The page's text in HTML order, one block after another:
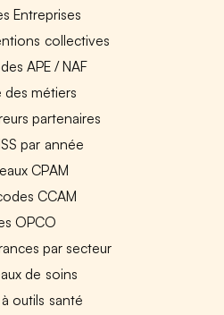
Entreprises
collectives
APE / NAF
des métiers
partenaires
par année
CPAM
CCAM
OPCO
par secteur
de soins
outils santé